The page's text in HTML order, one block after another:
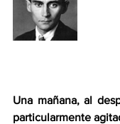
Una mañana, al
particularmente